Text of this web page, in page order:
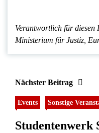
Verantwortlich für diesen
Ministerium für Justiz,
Nächster Beitrag
Events Sonstige
Studentenwerk